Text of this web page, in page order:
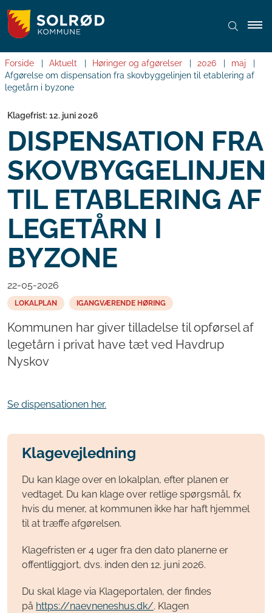
Forside Aktuelt Høringer og afgørelser 2026
maj
Afgørelse om dispensation fra skovbyggelinjen til etablering af
legetårn i byzone
Klagefrist: 12. juni 2026
DISPENSATION FRA
SKOVBYGGELINJEN
TIL ETABLERING AF
LEGETÅRN I
BYZONE
22-05-2026
LOKALPLAN IGANGVÆRENDE HØRING
Kommunen har giver tilladelse til opførsel af
legetårn i privat have tæt ved Havdrup
Nyskov
Se dispensationen her.
Klagevejledning
Du kan klage over en lokalplan, efter planen er
vedtaget. Du kan klage over retlige spørgsmål, fx
hvis du mener, at kommunen ikke har haft hjemmel
til at træffe afgørelsen.
Klagefristen er 4 uger fra den dato planerne er
offentliggjort, dvs. inden den 12. juni 2026.
Du skal klage via Klageportalen, der findes
på https://naevneneshus.dk/. Klagen